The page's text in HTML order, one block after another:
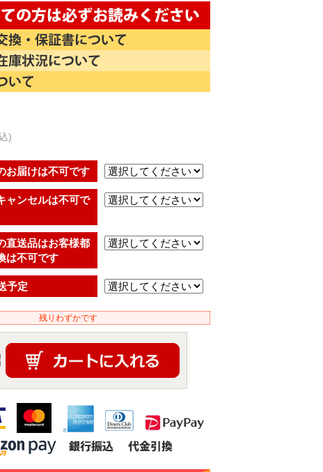
)
お届けは不可です
ャンセルは不可で
直送品はお客様都
は不可です
予定
残りわずかです